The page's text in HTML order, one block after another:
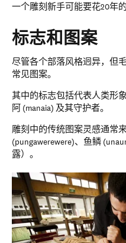
一个雕刻新手可能要花20年
标志和图案
尽管各个部落风格迥异，但
常见图案。
其中的标志包括代表人类形
阿 (manaia) 及其守护者。
雕刻中的传统图案灵感通常
(pungawerewere)、鱼鳞
露）。